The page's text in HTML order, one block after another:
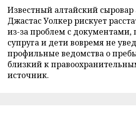
Известный алтайский
Джастас Уолкер рискует
из-за проблем с документами,
супруга и дети вовремя не
профильные ведомства о
близкий к
источник.